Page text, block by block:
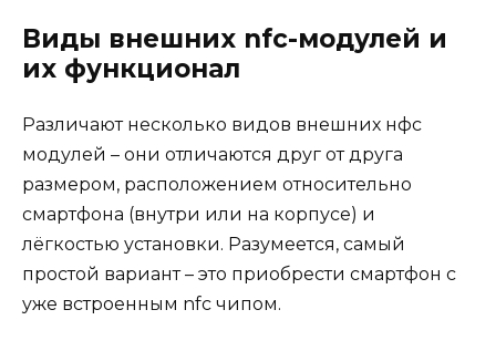
Виды внешних nfc-модулей и
их функционал
Различают несколько видов внешних нфс
модулей – они отличаются друг от друга
размером, расположением относительно
смартфона (внутри или на корпусе) и
лёгкостью установки. Разумеется, самый
простой вариант – это приобрести смартфон с
уже встроенным nfc чипом.